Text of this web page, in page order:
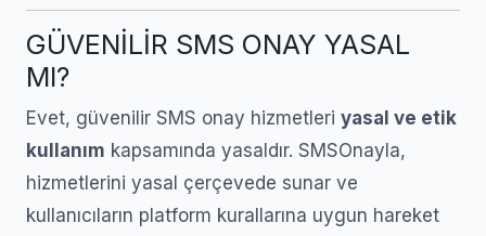
GÜVENİLİR SMS ONAY YASAL
MI?
Evet, güvenilir SMS onay hizmetleri yasal ve etik
kullanım kapsamında yasaldır. SMSOnayla,
hizmetlerini yasal çerçevede sunar ve
kullanıcıların platform kurallarına uygun hareket